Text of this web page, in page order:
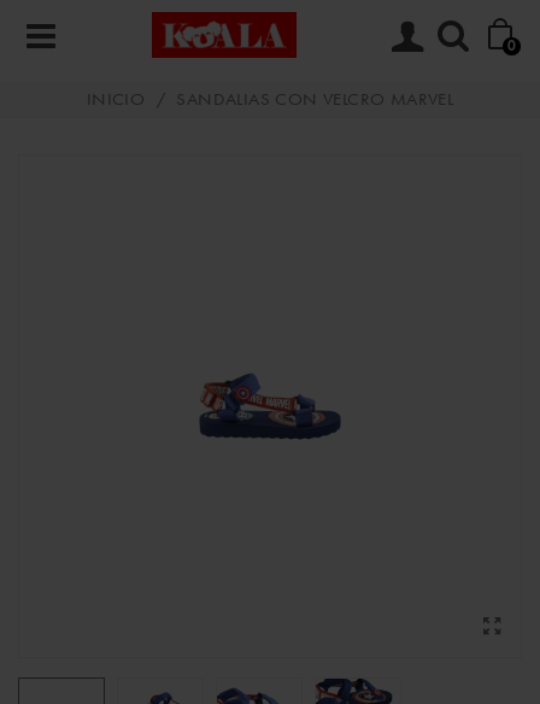
0
INICIO / SANDALIAS CON VELCRO MARVEL